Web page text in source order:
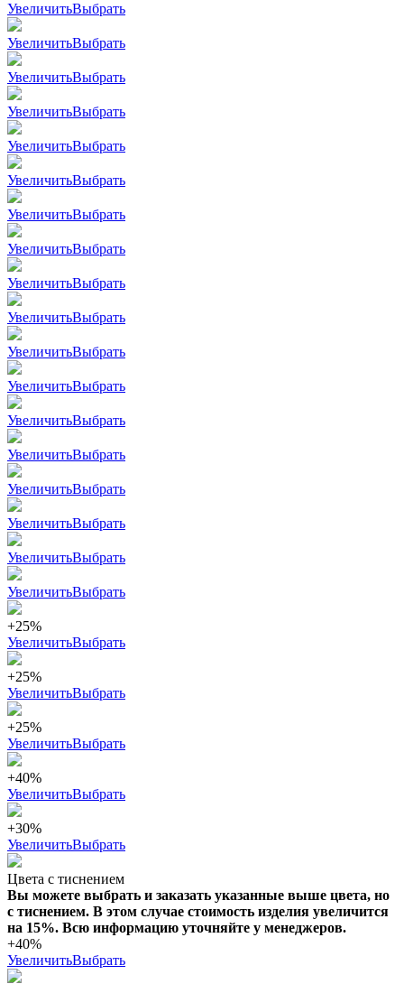
УвеличитьВыбрать
УвеличитьВыбрать
УвеличитьВыбрать
УвеличитьВыбрать
УвеличитьВыбрать
УвеличитьВыбрать
УвеличитьВыбрать
УвеличитьВыбрать
УвеличитьВыбрать
УвеличитьВыбрать
УвеличитьВыбрать
УвеличитьВыбрать
УвеличитьВыбрать
УвеличитьВыбрать
УвеличитьВыбрать
УвеличитьВыбрать
УвеличитьВыбрать
УвеличитьВыбрать
+25%
УвеличитьВыбрать
+25%
УвеличитьВыбрать
+25%
УвеличитьВыбрать
+40%
УвеличитьВыбрать
+30%
УвеличитьВыбрать
Цвета с тиснением
Вы можете выбрать и заказать указанные выше цвета, но
с тиснением. В этом случае стоимость изделия увеличится
на 15%. Всю информацию уточняйте у менеджеров.
+40%
УвеличитьВыбрать